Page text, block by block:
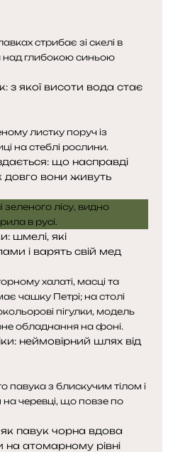
з якої висоти вода стає
що насправді
довго вони живуть
шмелі, які
і варять свій мед
неймовірний шлях від
павук чорна вдова
атомарному рівні